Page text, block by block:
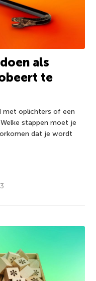
als
te
met oplichters of een
stappen moet je
dat je wordt